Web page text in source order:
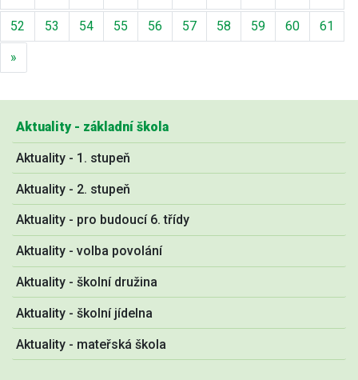
Aktuality - základní škola
Aktuality - 1. stupeň
Aktuality - 2. stupeň
Aktuality - pro budoucí 6. třídy
Aktuality - volba povolání
Aktuality - školní družina
Aktuality - školní jídelna
Aktuality - mateřská škola
52 53 54 55 56 57 58 59 60 61
»